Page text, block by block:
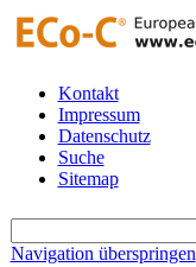
Kontakt
Impressum
Datenschutz
Suche
Sitemap
Navigation überspringen